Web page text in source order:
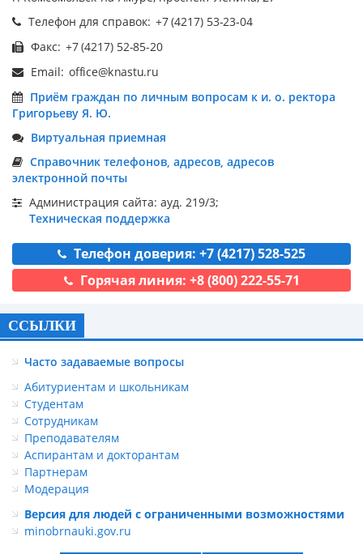
Телефон для справок:
Факс:
Email:
Приём граждан по личным вопросам к и. о. ректора
Григорьеву Я. Ю.
Виртуальная приемная
Справочник телефонов, адресов, адресов
электронной почты
Администрация сайта: ауд. 219/3;
Техническая поддержка
Телефон доверия: +7 (4217) 528-525
Горячая линия: +8 (800) 222-55-71
ССЫЛКИ
Часто задаваемые вопросы
Абитуриентам и школьникам
Студентам
Сотрудникам
Преподавателям
Аспирантам и докторантам
Партнерам
Модерация
Версия для людей с ограниченными возможностями
minobrnauki.gov.ru